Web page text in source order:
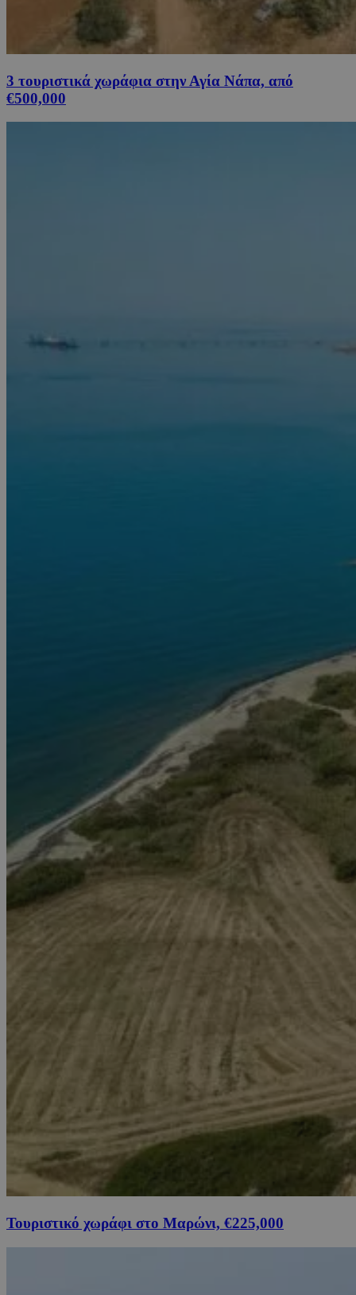
3 τουριστικά χωράφια στην Αγία Νάπα, από
€500,000
Τουριστικό χωράφι στο Μαρώνι, €225,000